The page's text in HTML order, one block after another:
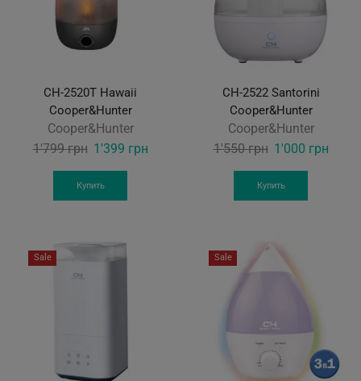
CH-2520Т Hawaii
Cooper&Hunter
Cooper&Hunter
1'799грн Original
price
was:
1'399 грнCurrent
Купить
CH-2522 Santorini
Cooper&Hunter
Cooper&Hunter
1'550грн Original
price
was:
1'000 грн
Купить
Sale Sale